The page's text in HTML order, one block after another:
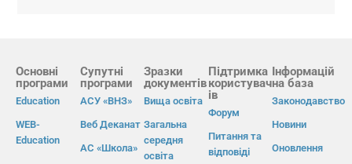
Основні
програми
Education
WEB-
Education
Супутні
програми
АСУ «ВНЗ»
Веб Деканат
АС «Школа»
Зразки
документів
Вища освіта
Загальна
середня
освіта
Підтримка
користувач
ів
Форум
Питання та
відповіді
Інформацій
на база
Законодавство
Новини
Оновлення